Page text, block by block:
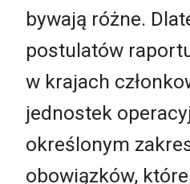
bywają różne.
postulatów
w krajach
jednostek
określonym
obowiązków,